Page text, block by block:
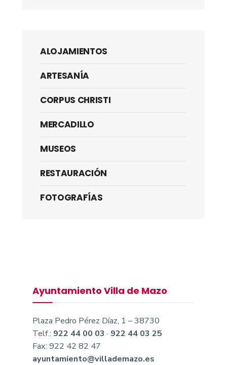
ALOJAMIENTOS
ARTESANÍA
CORPUS CHRISTI
MERCADILLO
MUSEOS
RESTAURACIÓN
FOTOGRAFÍAS
Ayuntamiento Villa de Mazo
Plaza Pedro Pérez Díaz, 1 – 38730
Telf.: 922 44 00 03 · 922 44 03 25
Fax: 922 42 82 47
ayuntamiento@villademazo.es